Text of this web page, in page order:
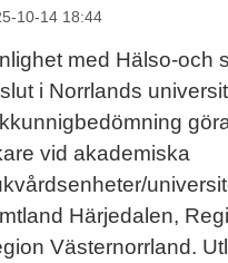
10-14 18:44
med Hälso-och
i Norrlands
vid akademiska
Härjedalen,
Västernorrland.